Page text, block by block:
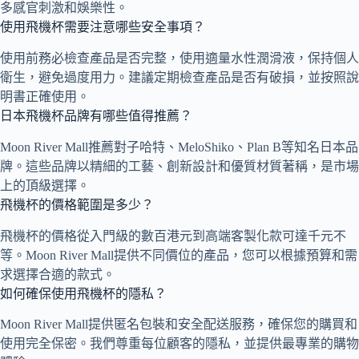
多感官刺激和娛樂性。
使用飛機杯需要注意哪些安全事項？
使用前務必檢查產品是否完整，使用適量水性潤滑液，保持個人
衛生，避免過度用力。建議定期檢查產品是否有破損，並按照說
明書正確使用。
日本飛機杯品牌有哪些值得推薦？
Moon River Mall推薦對子哈特、MeloShiko、Plan B等知名日本品
牌。這些品牌以精細的工藝、創新設計和優質材質著稱，是市場
上的頂級選擇。
飛機杯的價格範圍是多少？
飛機杯的價格從入門級的數百港元到高端客製化款可達千元不
等。Moon River Mall提供不同價位的產品，您可以根據預算和需
求選擇合適的款式。
如何確保使用飛機杯的隱私？
Moon River Mall提供匿名包裝和安全配送服務，確保您的購買和
使用完全保密。我們尊重每位顧客的隱私，並提供最專業的購物